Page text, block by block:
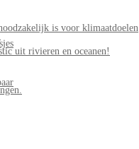
is voor klimaatdoelen
uit rivieren en oceanen!